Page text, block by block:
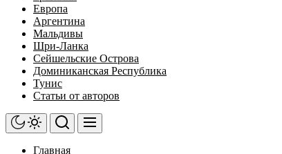
Европа
Аргентина
Мальдивы
Шри-Ланка
Сейшельские Острова
Доминиканская Республика
Тунис
Статьи от авторов
Главная